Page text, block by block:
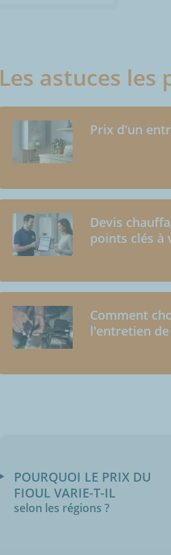
Les astuces
Prix d'un
Devis
points clés à
Comment
l'entretien
POURQUOI LE PRIX DU
FIOUL VARIE-T-IL
selon les régions ?